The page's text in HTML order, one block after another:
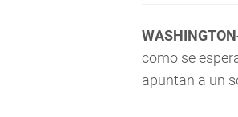
WASHINGTON
como se
apuntan a un